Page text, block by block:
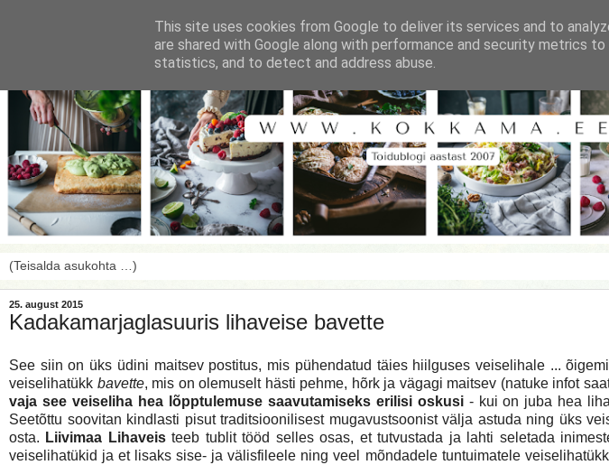
25. august 2015
Kadakamarjaglasuuris lihaveise bavette
See siin on üks üdini maitsev postitus, mis pühendatud täies hiilguses veiselihale ...
veiselihatükk bavette, mis on olemuselt hästi pehme, hõrk ja vägagi maitsev (natuke infot
vaja see veiseliha hea lõpptulemuse saavutamiseks erilisi oskusi - kui on juba hea
Seetõttu soovitan kindlasti pisut traditsioonilisest mugavustsoonist välja astuda ning üks
osta. Liivimaa Lihaveisteeb tublit tööd selles osas, et tutvustada ja lahti seletada
veiselihatükid ja et lisaks sise- ja välisfileele ning veel mõndadele tuntuimatele
This site uses cookies from Google to deliver its services and to
are shared with Google along with performance and security metrics
statistics, and to detect and address abuse.